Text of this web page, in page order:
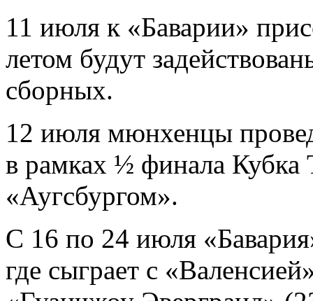
11 июля к «Баварии»
летом будут
сборных.
12 июля мюнхенцы
в рамках ½ финала Кубка
«Аугсбургом».
С 16 по 24 июля
где сыграет с